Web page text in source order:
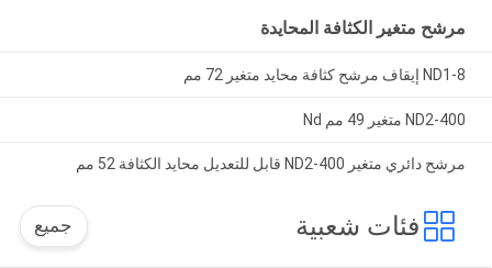
مرشح متغير الكثافة المحايدة
ND1-8 إيقاف مرشح كثافة محايد متغير 72 مم
ND2-400 متغير 49 مم Nd
مرشح دائري متغير ND2-400 قابل للتعديل محايد الكثافة 52 مم
فئات شعبية جميع